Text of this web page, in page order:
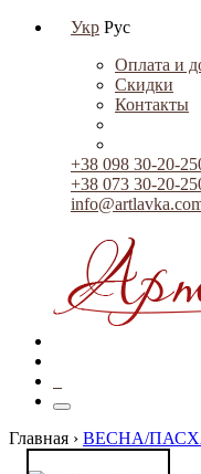
Укр Рус
Оплата и
Скидки
Контакты
+38 098 30-20-
+38 073 30-20-
Главная › ВЕСНА/